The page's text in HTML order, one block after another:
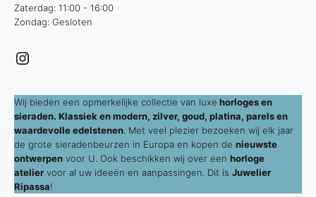
Zaterdag: 11:00 - 16:00
Zondag: Gesloten
Instagram
Wij bieden een opmerkelijke collectie van luxe horloges en
sieraden. Klassiek en modern, zilver, goud, platina, parels en
waardevolle edelstenen . Met veel plezier bezoeken wij elk jaar
de grote sieradenbeurzen in Europa en kopen de nieuwste
ontwerpen voor U. Ook beschikken wij over een horloge
atelier voor al uw ideeën en aanpassingen. Dit is Juwelier
Ripassa!